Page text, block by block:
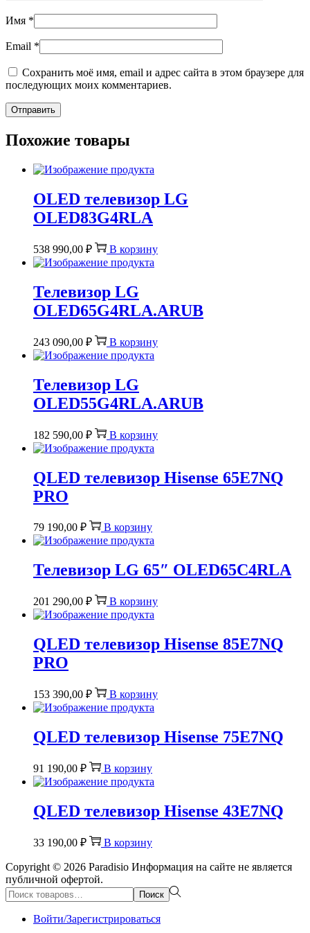
Имя *
Email *
Сохранить моё имя, email и адрес сайта в этом браузере для
последующих моих комментариев.
Похожие товары
OLED телевизор LG
OLED83G4RLA
538 990,00 ₽ В корзину
Телевизор LG
OLED65G4RLA.ARUB
243 090,00 ₽ В корзину
Телевизор LG
OLED55G4RLA.ARUB
182 590,00 ₽ В корзину
QLED телевизор Hisense 65E7NQ
PRO
79 190,00 ₽ В корзину
Телевизор LG 65″ OLED65C4RLA
201 290,00 ₽ В корзину
QLED телевизор Hisense 85E7NQ
PRO
153 390,00 ₽ В корзину
QLED телевизор Hisense 75E7NQ
91 190,00 ₽ В корзину
QLED телевизор Hisense 43E7NQ
33 190,00 ₽ В корзину
Copyright © 2026 Paradisio Информация на сайте не является
публичной офертой.
Поиск:>
Поиск
Войти/Зарегистрироваться